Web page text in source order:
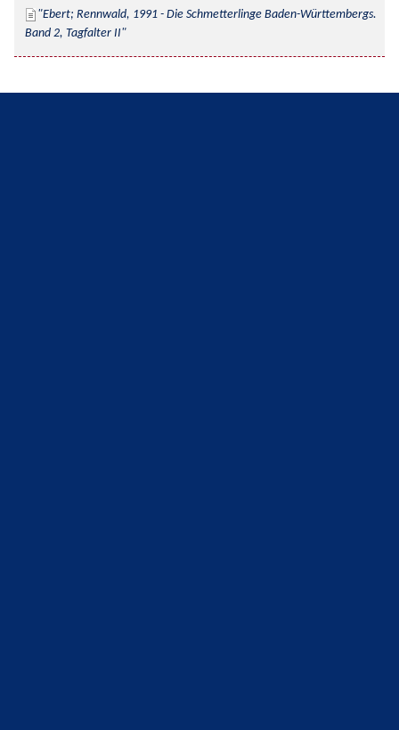
Ebert; Rennwald, 1991 - Die Schmetterlinge Baden-Württembergs.
Band 2, Tagfalter II